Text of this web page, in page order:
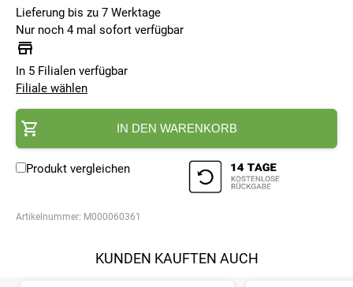
Lieferung bis zu 7 Werktage
Nur noch 4 mal sofort verfügbar
In 5 Filialen verfügbar
Filiale wählen
IN DEN WARENKORB
Produkt vergleichen
Artikelnummer: M000060361
KUNDEN KAUFTEN AUCH